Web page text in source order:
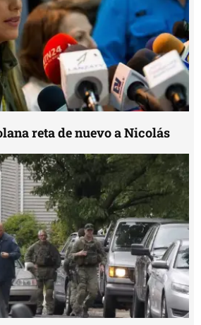
reta de nuevo a Nicolás